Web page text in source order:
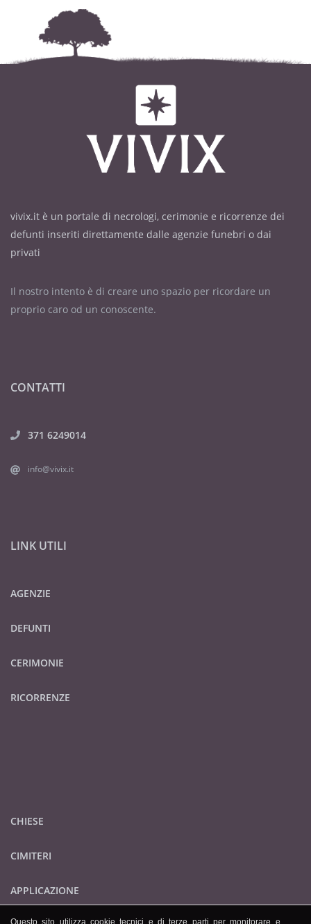
vivix.it è un portale di necrologi, cerimonie e ricorrenze dei
defunti inseriti direttamente dalle agenzie funebri o dai
privati
Il nostro intento è di creare uno spazio per ricordare un
proprio caro od un conoscente.
CONTATTI
371 6249014
info@vivix.it
LINK UTILI
AGENZIE
DEFUNTI
CERIMONIE
RICORRENZE
CHIESE
CIMITERI
APPLICAZIONE
Questo sito utilizza cookie tecnici e di terze parti per monitorare e